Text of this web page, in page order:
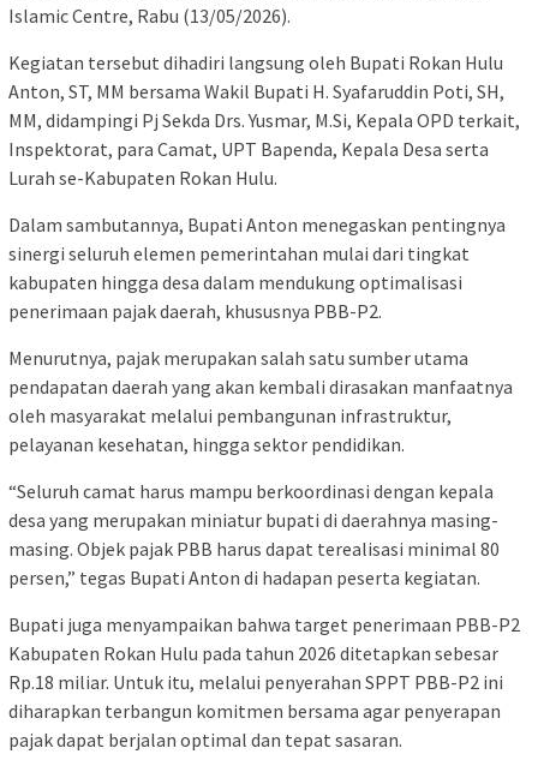
Islamic Centre, Rabu (13/05/2026).
Kegiatan tersebut dihadiri langsung oleh Bupati Rokan Hulu
Anton, ST, MM bersama Wakil Bupati H. Syafaruddin Poti, SH,
MM, didampingi Pj Sekda Drs. Yusmar, M.Si, Kepala OPD terkait,
Inspektorat, para Camat, UPT Bapenda, Kepala Desa serta
Lurah se-Kabupaten Rokan Hulu.
Dalam sambutannya, Bupati Anton menegaskan pentingnya
sinergi seluruh elemen pemerintahan mulai dari tingkat
kabupaten hingga desa dalam mendukung optimalisasi
penerimaan pajak daerah, khususnya PBB-P2.
Menurutnya, pajak merupakan salah satu sumber utama
pendapatan daerah yang akan kembali dirasakan manfaatnya
oleh masyarakat melalui pembangunan infrastruktur,
pelayanan kesehatan, hingga sektor pendidikan.
“Seluruh camat harus mampu berkoordinasi dengan kepala
desa yang merupakan miniatur bupati di daerahnya masing-
masing. Objek pajak PBB harus dapat terealisasi minimal 80
persen,” tegas Bupati Anton di hadapan peserta kegiatan.
Bupati juga menyampaikan bahwa target penerimaan PBB-P2
Kabupaten Rokan Hulu pada tahun 2026 ditetapkan sebesar
Rp.18 miliar. Untuk itu, melalui penyerahan SPPT PBB-P2 ini
diharapkan terbangun komitmen bersama agar penyerapan
pajak dapat berjalan optimal dan tepat sasaran.